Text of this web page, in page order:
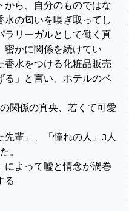
から、自分のものではな
水の匂いを嗅ぎ取ってし
ラリーガルとして働く真
密かに関係を続けてい
香水をつける化粧品販売
る」と言い、ホテルのベ
関係の真央、若くて可愛
先輩」、「憧れの人」3人
。
によって嘘と情念が渦巻
る